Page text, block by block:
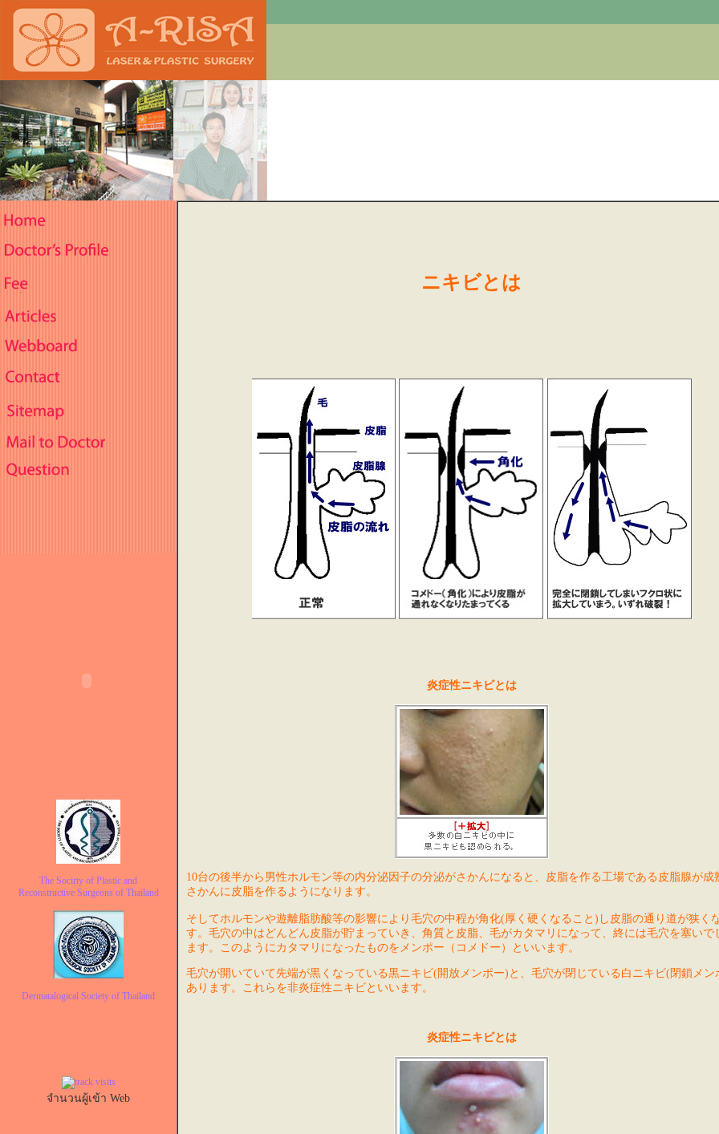
The Socirty of Plastic and
Reconstructive Surgeons of Thailand
Dermatalogical Society of Thailand
จำนวนผู้เข้า Web
ニキビとは
炎症性ニキビとは
10台の後半から男性ホルモン等の内分泌因子の分泌がさかんになると、皮脂を作る工場である皮脂腺が成
さかんに皮脂を作るようになります。
そしてホルモンや遊離脂肪酸等の影響により毛穴の中程が角化(厚く硬くなること)し皮脂の通り道が狭く
す。毛穴の中はどんどん皮脂が貯まっていき、角質と皮脂、毛がカタマリになって、終には毛穴を塞いで
ます。このようにカタマリになったものをメンポー（コメドー）といいます。
毛穴が開いていて先端が黒くなっている黒ニキビ(開放メンポー)と、毛穴が閉じている白ニキビ(閉鎖メン
あります。これらを非炎症性ニキビといいます。
炎症性ニキビとは